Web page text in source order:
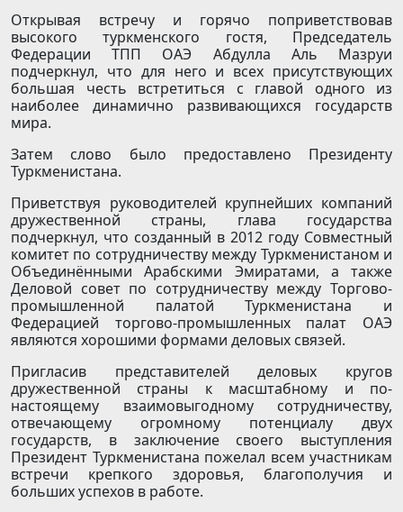
Открывая встречу и горячо поприветствовав
высокого туркменского гостя, Председатель
Федерации ТПП ОАЭ Абдулла Аль Мазруи
подчеркнул, что для него и всех присутствующих
большая честь встретиться с главой одного из
наиболее динамично развивающихся государств
мира.
Затем слово было предоставлено Президенту
Туркменистана.
Приветствуя руководителей крупнейших компаний
дружественной страны, глава государства
подчеркнул, что созданный в 2012 году Совместный
комитет по сотрудничеству между Туркменистаном и
Объединёнными Арабскими Эмиратами, а также
Деловой совет по сотрудничеству между Торгово-
промышленной палатой Туркменистана и
Федерацией торгово-промышленных палат ОАЭ
являются хорошими формами деловых связей.
Пригласив представителей деловых кругов
дружественной страны к масштабному и по-
настоящему взаимовыгодному сотрудничеству,
отвечающему огромному потенциалу двух
государств, в заключение своего выступления
Президент Туркменистана пожелал всем участникам
встречи крепкого здоровья, благополучия и
больших успехов в работе.